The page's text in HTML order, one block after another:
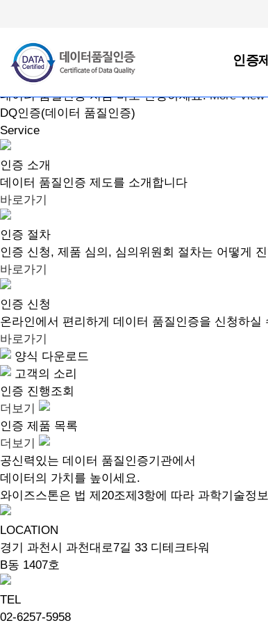
인증
데이터 내용, 데이터 관리체계를 진단하고 수준을
Certificate of Data Quality
데이터, 품질은 높게 활용도는 넓게
데이터 품질인증 지금 바로 신청하세요. More View
DQ인증(데이터 품질인증)
Service
인증 소개
데이터 품질인증 제도를 소개합니다
바로가기
인증 절차
인증 신청, 제품 심의, 심의위원회 절차는 어떻게
바로가기
인증 신청
온라인에서 편리하게 데이터 품질인증을 신청하실
바로가기
양식 다운로드
고객의 소리
인증 진행조회
더보기
인증 제품 목록
더보기
공신력있는 데이터 품질인증기관에서
데이터의 가치를 높이세요.
와이즈스톤은 법 제20조제3항에 따라 과학기술정
LOCATION
경기 과천시 과천대로7길 33 디테크타워
B동 1407호
TEL
02-6257-5958